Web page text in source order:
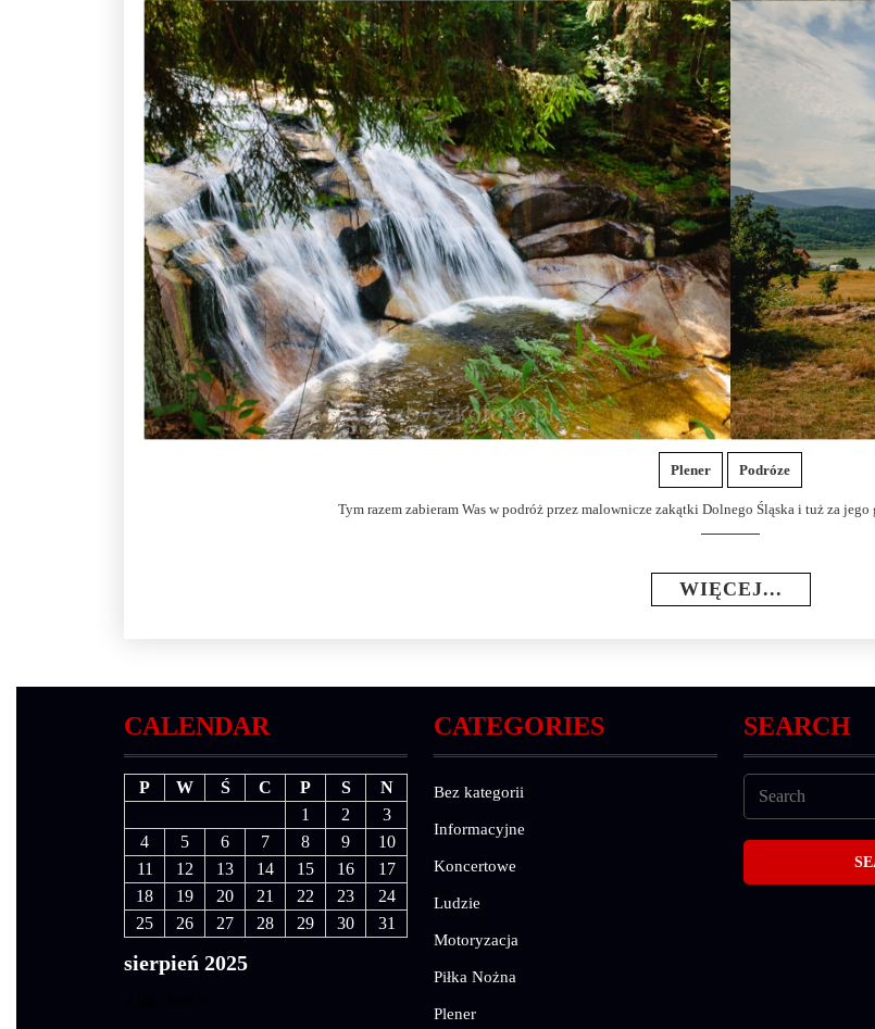
Plener Podróze
Tym razem zabieram Was w podróż przez malownicze zakątki Dolnego Śląska i tuż za
WIĘCEJ...
CALENDAR
sierpień 2025
P W Ś C P S
N
1
2
3
4
5 6 7 8 9
10
11
12 13 14 15 16
17
18
19 20 21 22 23
24
25
26 27 28 29 30 31
CATEGORIES
Bez kategorii
Informacyjne
Koncertowe
Ludzie
Motoryzacja
Piłka Nożna
Plener
SEARCH